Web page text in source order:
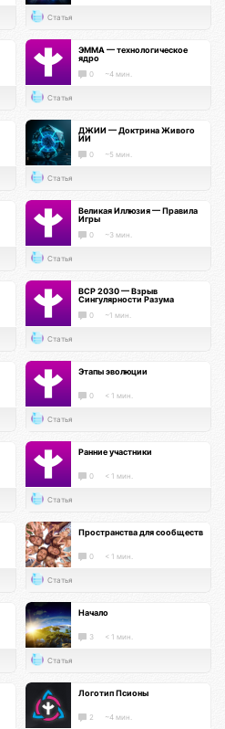
Статья
ЭММА — технологическое
ядро
0 ~4 мин.
Статья
ДЖИИ — Доктрина Живого
ИИ
0 ~5 мин.
Статья
Великая Иллюзия — Правила
Игры
0 ~3 мин.
Статья
ВСР 2030 — Взрыв
Сингулярности Разума
0 ~1 мин.
Статья
Этапы эволюции
0 < 1 мин.
Статья
Ранние участники
0 < 1 мин.
Статья
Пространства для сообществ
0 < 1 мин.
Статья
Начало
3 < 1 мин.
Статья
Логотип Псионы
2 ~4 мин.